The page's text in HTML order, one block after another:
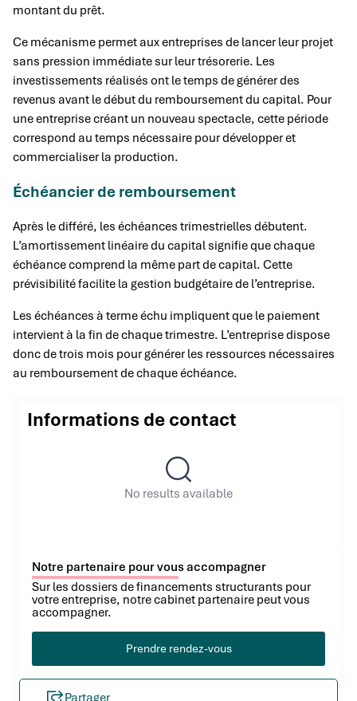
montant du prêt.
Ce mécanisme permet aux entreprises de lancer leur projet
sans pression immédiate sur leur trésorerie. Les
investissements réalisés ont le temps de générer des
revenus avant le début du remboursement du capital. Pour
une entreprise créant un nouveau spectacle, cette période
correspond au temps nécessaire pour développer et
commercialiser la production.
Échéancier de remboursement
Après le différé, les échéances trimestrielles débutent.
L’amortissement linéaire du capital signifie que chaque
échéance comprend la même part de capital. Cette
prévisibilité facilite la gestion budgétaire de l’entreprise.
Les échéances à terme échu impliquent que le paiement
intervient à la fin de chaque trimestre. L’entreprise dispose
donc de trois mois pour générer les ressources nécessaires
au remboursement de chaque échéance.
Informations de contact
No results available
Notre partenaire pour vous accompagner
Sur les dossiers de financements structurants pour
votre entreprise, notre cabinet partenaire peut vous
accompagner.
Prendre rendez-vous
Partager